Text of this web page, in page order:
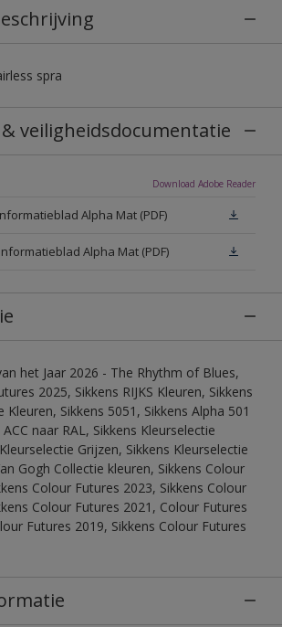
spra
veiligheidsdocumentatie
Download Adobe Reader
Alpha Mat (PDF)
Alpha Mat (PDF)
het Jaar 2026 - The Rhythm of Blues,
2025, Sikkens RIJKS Kleuren, Sikkens
Kleuren, Sikkens 5051, Sikkens Alpha 501
naar RAL, Sikkens Kleurselectie
Grijzen, Sikkens Kleurselectie
Gogh Collectie kleuren, Sikkens Colour
Colour Futures 2023, Sikkens Colour
Colour Futures 2021, Colour Futures
Futures 2019, Sikkens Colour Futures